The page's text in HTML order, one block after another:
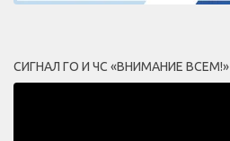
СИГНАЛ ГО И ЧС «ВНИМАНИЕ ВСЕМ!»